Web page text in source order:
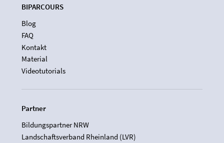
BIPARCOURS
Blog
FAQ
Kontakt
Material
Videotutorials
Partner
Bildungspartner NRW
Landschaftsverband Rheinland (LVR)